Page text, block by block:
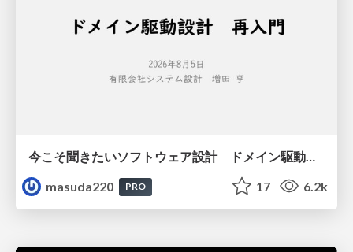
masuda220
PRO 17 6.2k